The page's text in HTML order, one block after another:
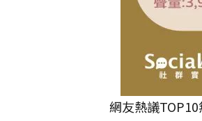
網友熱議